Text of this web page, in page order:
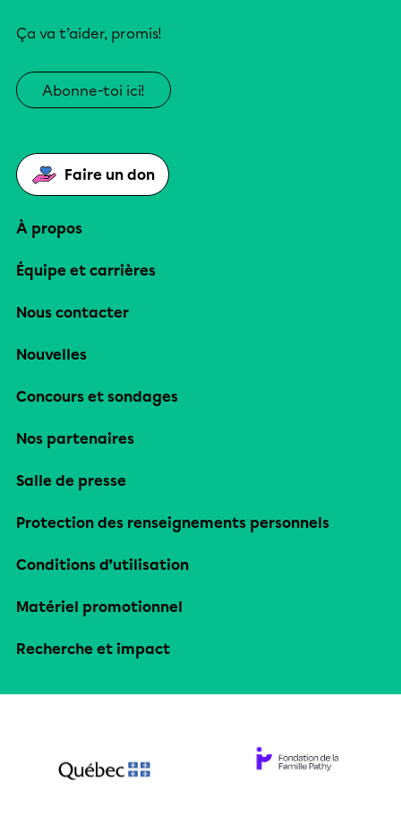
Ça va t’aider, promis!
Abonne-toi ici!
Faire un don
À propos
Équipe et carrières
Nous contacter
Nouvelles
Concours et sondages
Nos partenaires
Salle de presse
Protection des renseignements personnels
Conditions d’utilisation
Matériel promotionnel
Recherche et impact